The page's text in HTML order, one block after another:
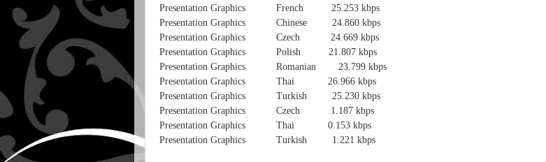
Presentation Graphics French 25.253 kbps
Presentation Graphics Chinese 24.860 kbps
Presentation Graphics Czech 24.669 kbps
Presentation Graphics Polish 21.807 kbps
Presentation Graphics Romanian 23.799 kbps
Presentation Graphics Thai 26.966 kbps
Presentation Graphics Turkish 25.230 kbps
Presentation Graphics Czech 1.187 kbps
Presentation Graphics Thai 0.153 kbps
Presentation Graphics Turkish 1.221 kbps